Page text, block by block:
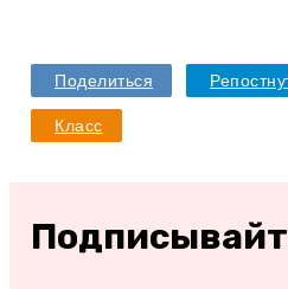
Поделиться
Класс